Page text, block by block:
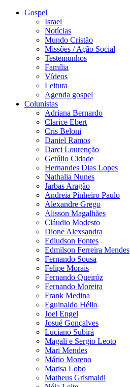
Gospel
Israel
Notícias
Mundo Cristão
Missões / Ação Social
Testemunhos
Família
Vídeos
Leitura
Agenda gospel
Colunistas
Adriana Bernardo
Clarice Ebert
Cris Beloni
Daniel Ramos
Darci Lourenção
Getúlio Cidade
Hernandes Dias Lopes
Nathalia Nunes
Jarbas Aragão
Andreia Pinheiro Paulo
Alexandre Grego
Alisson Magalhães
Cláudio Modesto
Dione Alexsandra
Ediudson Fontes
Edmilson Ferreira Mendes
Fernando Sousa
Felipe Morais
Fernando Queiróz
Fernando Moreira
Frank Medina
Eguinaldo Hélio
Joel Engel
Josué Gonçalves
Luciano Subirá
Magali e Sergio Leoto
Mari Mendes
Mário Moreno
Marisa Lobo
Matheus Grismaldi